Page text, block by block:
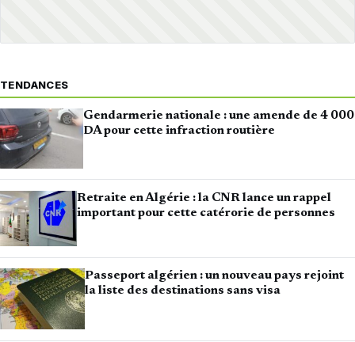
TENDANCES
Gendarmerie nationale : une amende de 4 000
DA pour cette infraction routière
Retraite en Algérie : la CNR lance un rappel
important pour cette catérorie de personnes
Passeport algérien : un nouveau pays rejoint
la liste des destinations sans visa